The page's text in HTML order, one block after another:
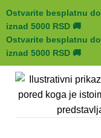
Ostvarite besplatnu
iznad 5000 RSD 🚚
Ostvarite besplatnu
iznad 5000 RSD 🚚